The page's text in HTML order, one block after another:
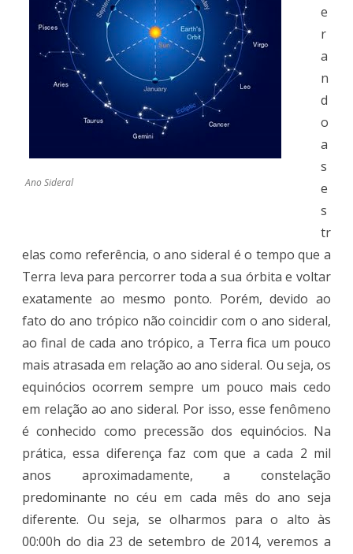
Ano Sideral
e
r
a
n
d
o
a
s
e
s
tr
elas como referência, o ano sideral é o tempo que a
Terra leva para percorrer toda a sua órbita e voltar
exatamente ao mesmo ponto. Porém, devido ao
fato do ano trópico não coincidir com o ano sideral,
ao final de cada ano trópico, a Terra fica um pouco
mais atrasada em relação ao ano sideral. Ou seja, os
equinócios ocorrem sempre um pouco mais cedo
em relação ao ano sideral. Por isso, esse fenômeno
é conhecido como precessão dos equinócios. Na
prática, essa diferença faz com que a cada 2 mil
anos aproximadamente, a constelação
predominante no céu em cada mês do ano seja
diferente. Ou seja, se olharmos para o alto às
00:00h do dia 23 de setembro de 2014, veremos a